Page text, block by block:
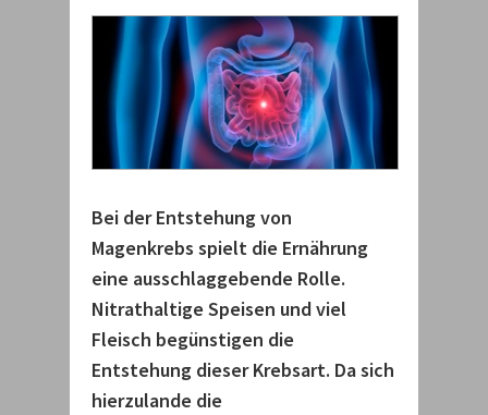
Bei der Entstehung von
Magenkrebs spielt die Ernährung
eine ausschlaggebende Rolle.
Nitrathaltige Speisen und viel
Fleisch begünstigen die
Entstehung dieser Krebsart. Da sich
hierzulande die